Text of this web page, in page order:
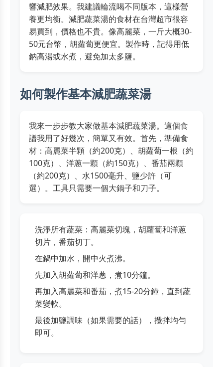
響減肥效果。我建議輪流喝不同版本，這樣營
養更均衡。減肥蔬菜湯的食材在台灣超市很容
易買到，價格也不貴。像高麗菜，一斤大概30-
50元台幣，胡蘿蔔更便宜。製作時，記得用低
鈉高湯或水煮，避免加太多鹽。
如何製作基本減肥蔬菜湯
我來一步步教大家做基本減肥蔬菜湯。這個食
譜我用了好幾次，簡單又有效。首先，準備食
材：高麗菜半顆（約200克）、胡蘿蔔一根（約
100克）、洋蔥一顆（約150克）、番茄兩顆
（約200克）、水1500毫升、鹽少許（可
選）。工具只需要一個大鍋子和刀子。
洗淨所有蔬菜：高麗菜切塊，胡蘿蔔和洋蔥
切片，番茄切丁。
在鍋中加水，開中火煮沸。
先加入胡蘿蔔和洋蔥，煮10分鐘。
再加入高麗菜和番茄，煮15-20分鐘，直到蔬
菜變軟。
最後加鹽調味（如果需要的話），攪拌均勻
即可。